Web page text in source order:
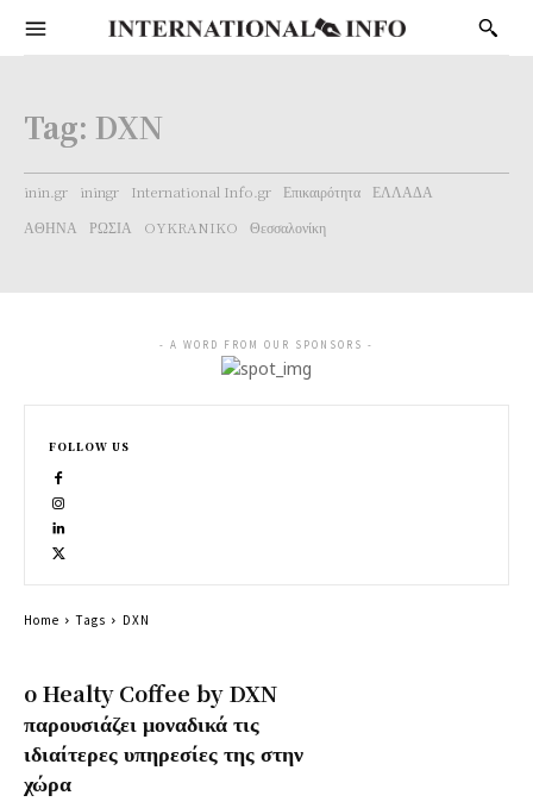
Tag: DXN
inin.gr iningr International Info.gr Επικαιρότητα
ΕΛΛΑΔΑ
ΑΘΗΝΑ
ΡΩΣΙΑ OYKRANIKO Θεσσαλονίκη
o Healty Coffee by DXN
παρουσιάζει μοναδικά τις
ιδιαίτερες υπηρεσίες της στην
χώρα
- A WORD FROM OUR SPONSORS -
FOLLOW US
Home Tags DXN